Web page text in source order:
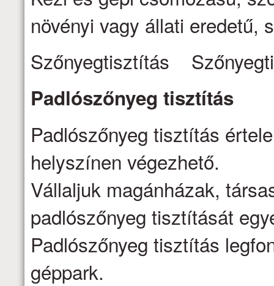
növényi vagy állati eredetű,
Szőnyegtisztítás
Padlószőnyeg tisztítás
Padlószőnyeg tisztítás
helyszínen végezhető.
Vállaljuk magánházak,
padlószőnyeg tisztítását
Padlószőnyeg tisztítás
géppark.